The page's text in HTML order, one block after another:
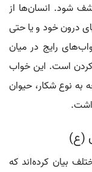
شود. انسان‌ها از
درون خود و یا حتی
رایج در میان
کردن است. این خواب
به نوع شکار، حیوان
(ع)
بیان کرده‌اند که